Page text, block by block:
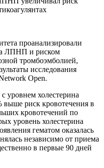
проанализировали
ЛПНП и риском
тромбоэмболией,
исследования
Open.
уровнем холестерина
риск кровотечения в
кровотечений по
уровень холестерина
гематом оказалась
независимо от приема
в первые 90 дней